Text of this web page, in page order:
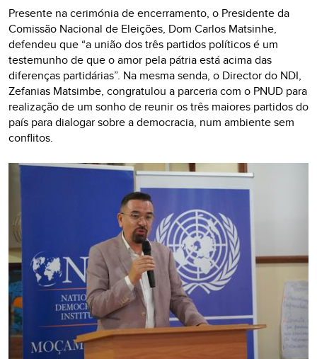
Presente na cerimónia de encerramento, o Presidente da
Comissão Nacional de Eleições, Dom Carlos Matsinhe,
defendeu que “a união dos três partidos políticos é um
testemunho de que o amor pela pátria está acima das
diferenças partidárias”. Na mesma senda, o Director do NDI,
Zefanias Matsimbe, congratulou a parceria com o PNUD para
realização de um sonho de reunir os três maiores partidos do
país para dialogar sobre a democracia, num ambiente sem
conflitos.